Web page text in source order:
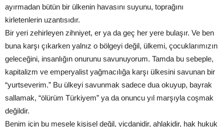
ayırmadan bütün bir ülkenin havasını suyunu, toprağını
kirletenlerin uzantısıdır.
Bir yeri zehirleyen zihniyet, er ya da geç her yere bulaşır. Ve ben
buna karşı çıkarken yalnız o bölgeyi değil, ülkemi, çocuklarımızın
geleceğini, insanlığın onurunu savunuyorum. Tamda bu sebeple,
kapitalizm ve emperyalist yağmacılığa karşı ülkesini savunan bir
“yurtseverim.” Bu ülkeyi savunmak sadece dua okuyup, bayrak
sallamak, “ölürüm Türkiyem” ya da onuncu yıl marşıyla coşmak
değildir.
Benim için bu mesele kişisel değil, vicdanidir, ahlakidir, hak hukuk